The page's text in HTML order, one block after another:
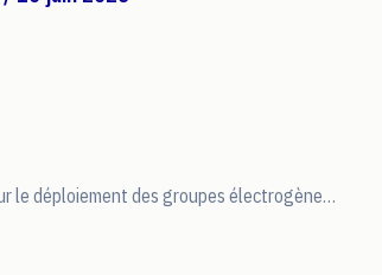
Plateau TV : Des leviers pour le déploiement des groupes électrogènes édition 2025